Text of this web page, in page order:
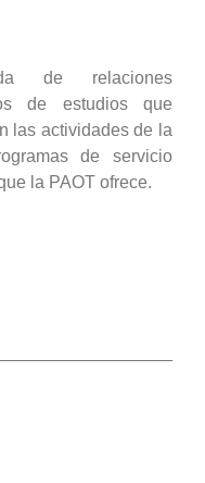
de relaciones
de estudios que
las actividades de la
de servicio
la PAOT ofrece.